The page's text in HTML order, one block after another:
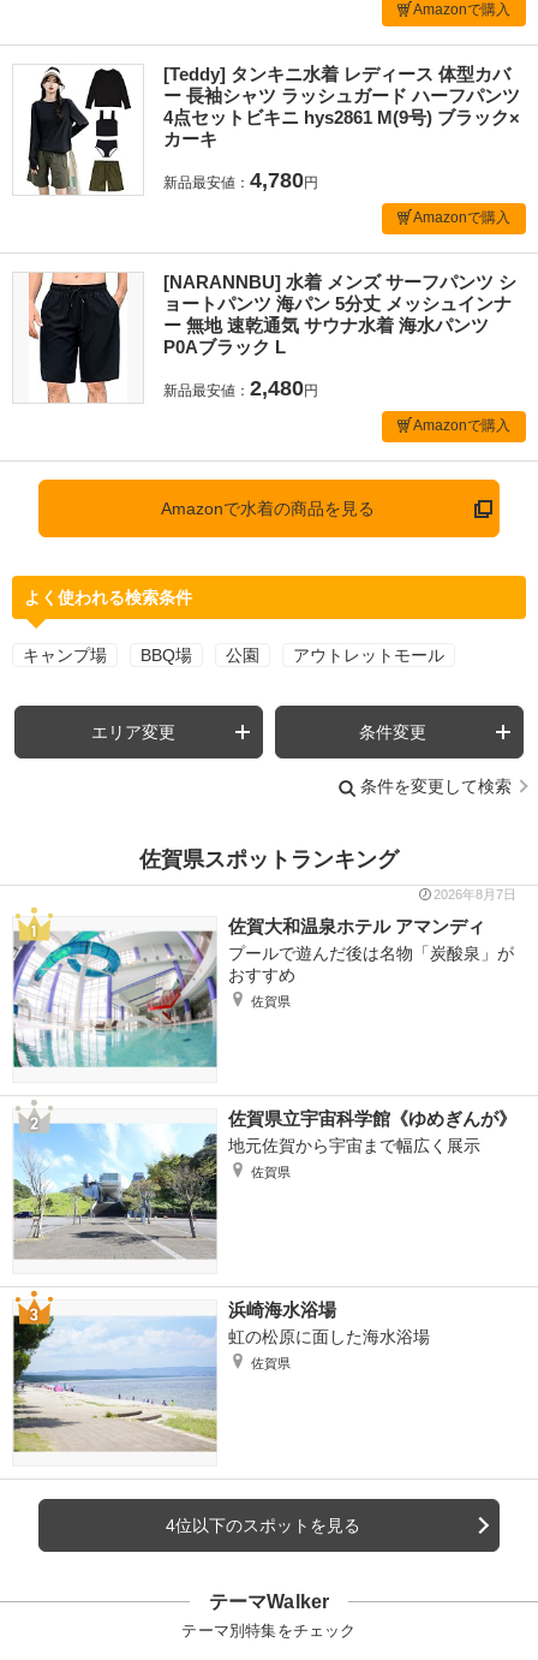
Amazonで購入
[Teddy] タンキニ水着 レディース 体型カバ
ー 長袖シャツ ラッシュガード ハーフパンツ
4点セットビキニ hys2861 M(9号) ブラック×
カーキ
新品最安値： 4,780円
Amazonで購入
[NARANNBU] 水着 メンズ サーフパンツ シ
ョートパンツ 海パン 5分丈 メッシュインナ
ー 無地 速乾通気 サウナ水着 海水パンツ
P0Aブラック L
新品最安値： 2,480円
Amazonで購入
Amazonで水着の商品を見る
よく使われる検索条件
キャンプ場 BBQ場 公園 アウトレットモール
エリア変更 条件変更
条件を変更して検索
佐賀県スポットランキング
2026年8月7日
佐賀大和温泉ホテル アマンディ
プールで遊んだ後は名物「炭酸泉」が
おすすめ
佐賀県
佐賀県立宇宙科学館《ゆめぎんが》
地元佐賀から宇宙まで幅広く展示
佐賀県
浜崎海水浴場
虹の松原に面した海水浴場
佐賀県
4位以下のスポットを見る
テーマWalker
テーマ別特集をチェック